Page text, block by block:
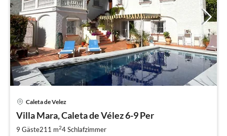
Caleta de Velez
Villa Mara, Caleta de Vélez 6-9 Per
9 Gäste211 m24Schlafzimmer